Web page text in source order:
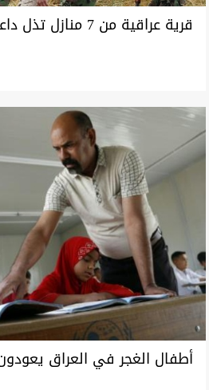
قرية عراقية من 7 منازل تذل داعش